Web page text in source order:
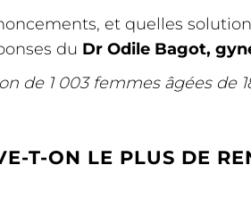
et quelles
du Dr Odile Bagot,
de 1 003 femmes âgées de
T-ON LE PLUS DE